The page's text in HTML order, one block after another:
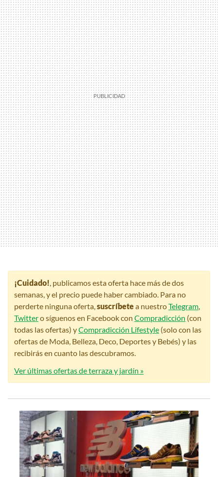
¡Cuidado!, publicamos esta oferta hace más de dos
semanas, y el precio puede haber cambiado. Para no
perderte ninguna oferta,suscríbetea nuestroTelegram,
Twittero síguenos en Facebook con Compradicción (con
todas las ofertas) yCompradicción Lifestyle (solo con las
ofertas de Moda, Belleza, Deco, Deportes y Bebés) y las
recibirás en cuanto las descubramos.
Ver últimas ofertas de terraza y jardín »